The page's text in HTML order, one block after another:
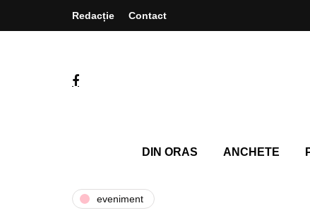
Redacție Contact
DIN ORAS ANCHETE
eveniment